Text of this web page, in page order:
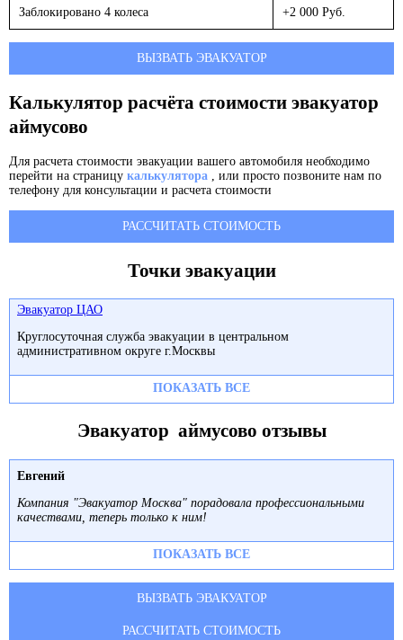
Заблокировано 4 колеса +2 000 Руб.
ВЫЗВАТЬ ЭВАКУАТОР
Калькулятор расчёта стоимости эвакуатор
аймусово
Для расчета стоимости эвакуации вашего автомобиля необходимо
перейти на страницу калькулятора , или просто позвоните нам по
телефону для консультации и расчета стоимости
РАССЧИТАТЬ СТОИМОСТЬ
Точки эвакуации
Эвакуатор ЦАО
Круглосуточная служба эвакуации в центральном
административном округе г.Москвы
ПОКАЗАТЬ ВСЕ
Эвакуатор аймусово отзывы
Евгений
Компания "Эвакуатор Москва" порадовала профессиональными
качествами, теперь только к ним!
ПОКАЗАТЬ ВСЕ
ВЫЗВАТЬ ЭВАКУАТОР
РАССЧИТАТЬ СТОИМОСТЬ